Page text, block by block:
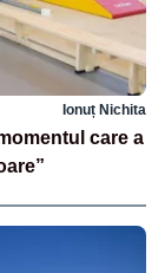
Ionuț Nichita
care a